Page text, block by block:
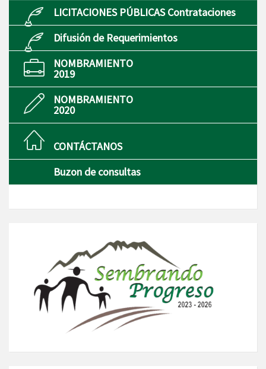
LICITACIONES PÚBLICAS Contrataciones
Difusión de Requerimientos
NOMBRAMIENTO
2019
NOMBRAMIENTO
2020
CONTÁCTANOS
Buzon de consultas